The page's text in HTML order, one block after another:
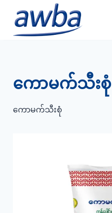
content
ကောမက်သီးစုံ
ကောမက်သီးစုံ